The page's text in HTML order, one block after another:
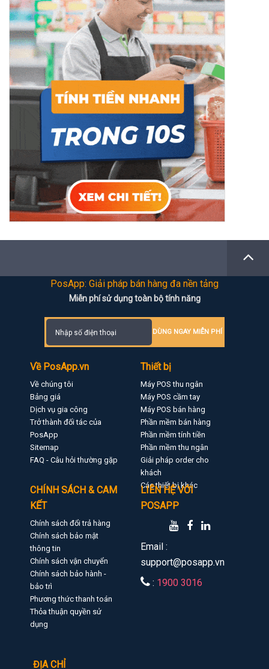
PosApp: Giải pháp bán hàng đa nền tảng
Miễn phí sử dụng toàn bộ tính năng
DÙNG NGAY MIỄN PHÍ
Về PosApp.vn
Về chúng tôi
Bảng giá
Dịch vụ gia công
Trở thành đối tác của
PosApp
Sitemap
FAQ - Câu hỏi thường gặp
Thiết bị
Máy POS thu ngân
Máy POS cầm tay
Máy POS bán hàng
Phần mềm bán hàng
Phần mềm tính tiền
Phần mềm thu ngân
Giải pháp order cho
khách
Các thiết bị khác
CHÍNH SÁCH & CAM
KẾT
Chính sách đổi trả hàng
Chính sách bảo mật
thông tin
Chính sách vận chuyển
Chính sách bảo hành -
bảo trì
Phương thức thanh toán
Thỏa thuận quyền sử
dụng
LIÊN HỆ VỚI
POSAPP
Email :
support@posapp.vn
: 1900 3016
ĐỊA CHỈ